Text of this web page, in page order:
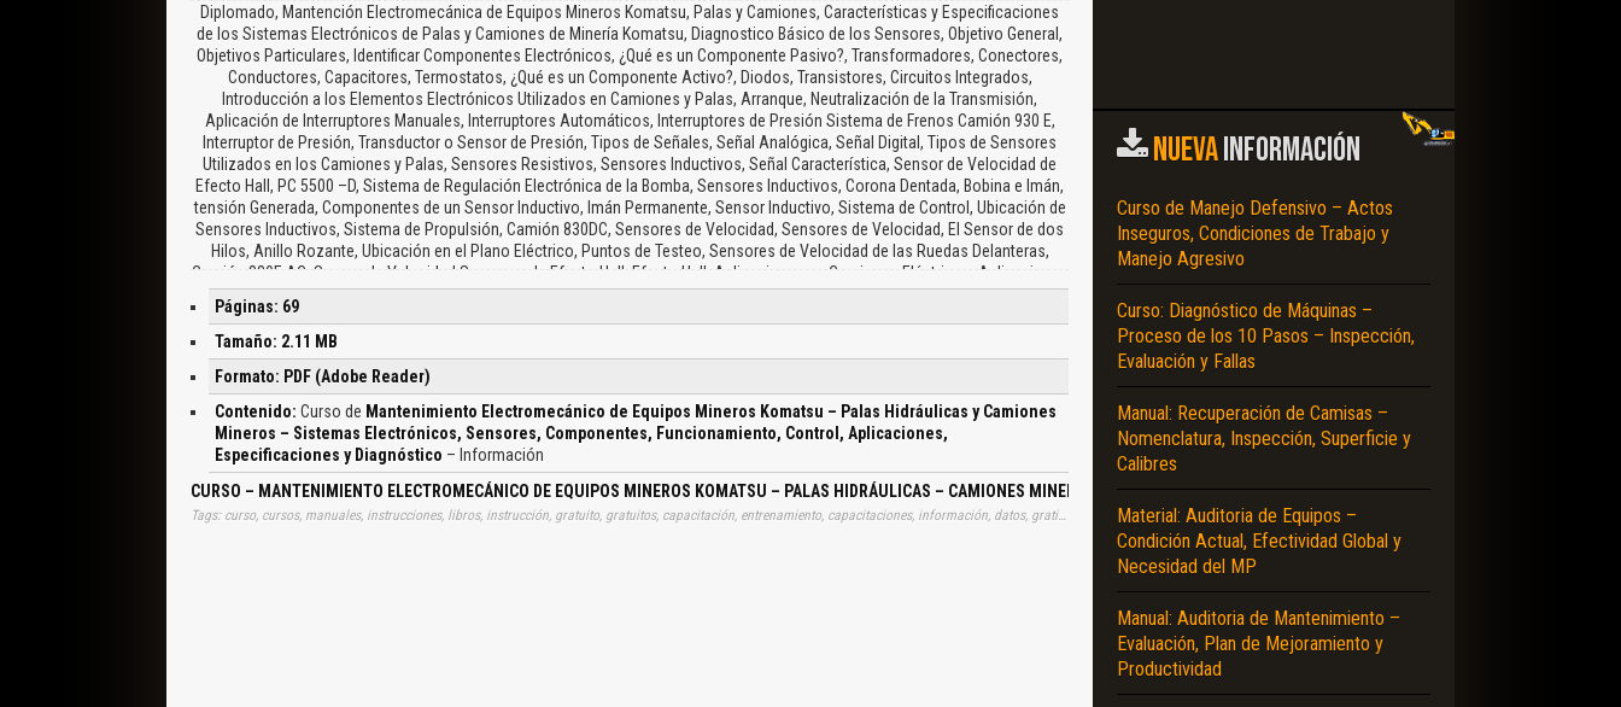
Diplomado, Mantención Electromecánica de Equipos Mineros Komatsu, Palas y Camiones, Características y Especificaciones
de los Sistemas Electrónicos de Palas y Camiones de Minería Komatsu, Diagnostico Básico de los Sensores, Objetivo General,
Objetivos Particulares, Identificar Componentes Electrónicos, ¿Qué es un Componente Pasivo?, Transformadores, Conectores,
Conductores, Capacitores, Termostatos, ¿Qué es un Componente Activo?, Diodos, Transistores, Circuitos Integrados,
Introducción a los Elementos Electrónicos Utilizados en Camiones y Palas, Arranque, Neutralización de la Transmisión,
Aplicación de Interruptores Manuales, Interruptores Automáticos, Interruptores de Presión Sistema de Frenos Camión 930 E,
Interruptor de Presión, Transductor o Sensor de Presión, Tipos de Señales, Señal Analógica, Señal Digital, Tipos de Sensores
Utilizados en los Camiones y Palas, Sensores Resistivos, Sensores Inductivos, Señal Característica, Sensor de Velocidad de
Efecto Hall, PC 5500 –D, Sistema de Regulación Electrónica de la Bomba, Sensores Inductivos, Corona Dentada, Bobina e Imán,
tensión Generada, Componentes de un Sensor Inductivo, Imán Permanente, Sensor Inductivo, Sistema de Control, Ubicación de
Sensores Inductivos, Sistema de Propulsión, Camión 830DC, Sensores de Velocidad, Sensores de Velocidad, El Sensor de dos
Hilos, Anillo Rozante, Ubicación en el Plano Eléctrico, Puntos de Testeo, Sensores de Velocidad de las Ruedas Delanteras,
Camión 830E AC, Sensor de Velocidad Sensores de Efecto Hall, Efecto Hall, Aplicaciones en Camiones Eléctricos, Aplicaciones
en Camiones, Circuito del Sensor de Corriente de Efecto Hall o Transductor de Corriente, Sensores en Ruedas Traseras,
Sensores en Ruedas Traseras, Sensor de Velocidad Rueda Posterior, Plato Ranurado de la Rueda Trasera, Camión 930E-4,
Conectores al Sensor, Sensor de Velocidad, Ondas Inversas, Sensores de Velocidad, Evaluación de Algunos Sensores de
Velocidad, Sensores Resistivos, Aplicación en Camiones, Sensores de Temperatura, Sensor de Temperatura del Aire, Sensores
de Presión, Válvula de Elevación, Freno Delantero, Sensor de Presión, Aplicación Sensores de Presión en el Sistema de
Suspensión del Camión 930 E, Potenciómetros, Abrazadera del Cable, Arnés Eléctrico, Potenciómetro, Pedales Electrónicos del
Acelerador y Retardo, Sensores en Palas Komatsu, Magnitudes Físicas, Magnitudes Eléctricas, Advertir Posición de la Escalera
Principal de Acceso, Sensor de Control, Temperatura del Aceite, Sistema Electrónico de Monitoreo y Controles ECS en la Pala,
Interruptores de Apagado de Emergencia de los Motores, Sistema de Regulación Electrónica de la Bomba, Unidad de Control,
Señales de Salida, Escalera Hidráulica de Acceso, Sensores Ubicados en el Tambor…
Páginas: 69
Tamaño: 2.11 MB
Formato: PDF (Adobe Reader)
Contenido: Curso de Mantenimiento Electromecánico de Equipos Mineros Komatsu – Palas Hidráulicas y Camiones
Mineros – Sistemas Electrónicos, Sensores, Componentes, Funcionamiento, Control, Aplicaciones,
Especificaciones y Diagnóstico – Información
CURSO – MANTENIMIENTO ELECTROMECÁNICO DE EQUIPOS MINEROS KOMATSU – PALAS HIDRÁULICAS – CAMIONES MINEROS – SISTEMAS ELECTRÓNICOS – SENSORES – COMPONENTES –
Tags: curso, cursos, manuales, instrucciones, libros, instrucción, gratuito, gratuitos, capacitación, entrenamiento, capacitaciones, información, datos, gratis, descargar, mantenimientos, electromecanicos, equipos, mineros, komatsus, palas, hidraulicas, camiones, mineros, sistemas, electronicos, sensores, componentes, funcionamientos, control, aplicaciones, especificaciones, diagnosticos, aprender, descargas
NUEVAINFORMACIÓN
Curso de Manejo Defensivo – Actos
Inseguros, Condiciones de Trabajo y
Manejo Agresivo
Curso: Diagnóstico de Máquinas –
Proceso de los 10 Pasos – Inspección,
Evaluación y Fallas
Manual: Recuperación de Camisas –
Nomenclatura, Inspección, Superficie y
Calibres
Material: Auditoria de Equipos –
Condición Actual, Efectividad Global y
Necesidad del MP
Manual: Auditoria de Mantenimiento –
Evaluación, Plan de Mejoramiento y
Productividad